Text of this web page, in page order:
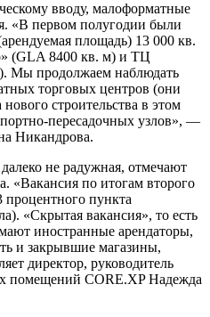
вводу, малоформатные
«В первом полугодии были
площадь) 13 000 кв.
(GLA 8400 кв. м) и ТЦ
Мы продолжаем наблюдать
торговых центров (они
строительства в этом
пересадочных узлов», —
Никандрова.
не радужная, отмечают
«Вакансия по итогам второго
процентного пункта
«Скрытая вакансия», то есть
иностранные арендаторы,
и закрывшие магазины,
директор, руководитель
помещений CORE.XP Надежда